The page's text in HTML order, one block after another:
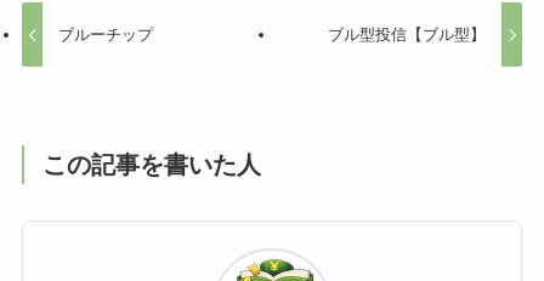
ブルーチップ ブル型投信【ブル型】
この記事を書いた人